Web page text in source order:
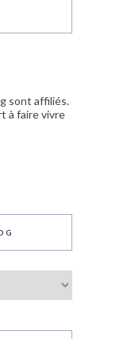
sont affiliés.
à faire vivre